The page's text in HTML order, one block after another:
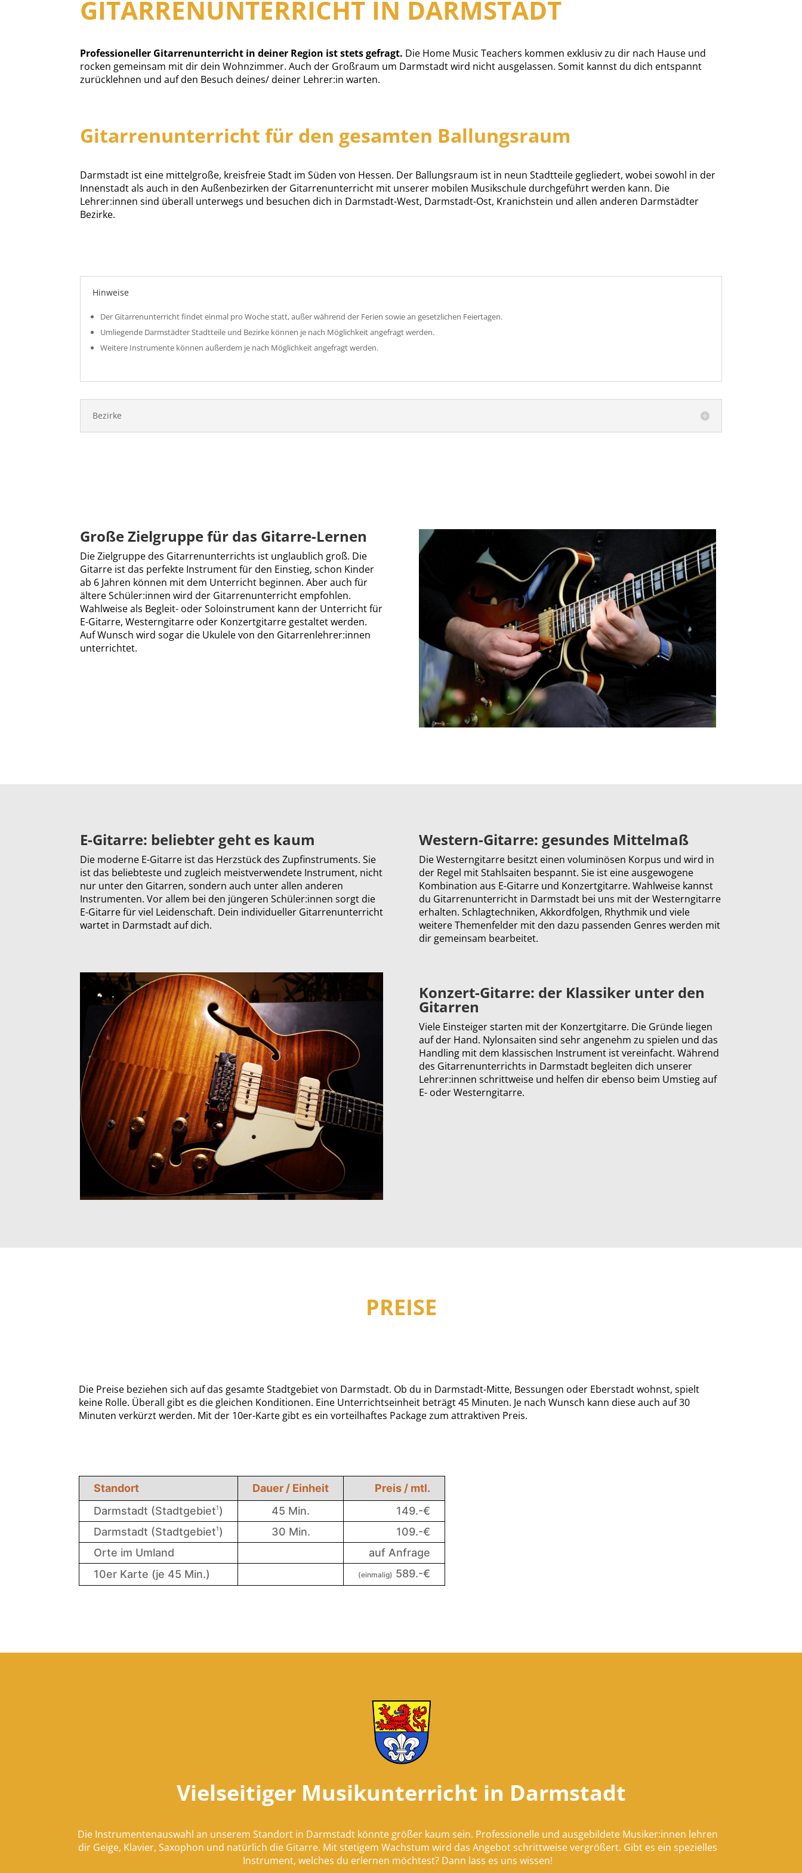
GITARRENUNTERRICHT IN DARMSTADT
Professioneller Gitarrenunterricht in deiner Region ist stets gefragt. Die Home Music Teachers kommen exklusiv zu dir nach Hause und
rocken gemeinsam mit dir dein Wohnzimmer. Auch der Großraum um Darmstadt wird nicht ausgelassen. Somit kannst du dich entspannt
zurücklehnen und auf den Besuch deines/ deiner Lehrer:in warten.
Gitarrenunterricht für den gesamten Ballungsraum
Darmstadt ist eine mittelgroße, kreisfreie Stadt im Süden von Hessen. Der Ballungsraum ist in neun Stadtteile gegliedert, wobei sowohl in der
Innenstadt als auch in den Außenbezirken der Gitarrenunterricht mit unserer mobilen Musikschule durchgeführt werden kann. Die
Lehrer:innen sind überall unterwegs und besuchen dich in Darmstadt-West, Darmstadt-Ost, Kranichstein und allen anderen Darmstädter
Bezirke.
Hinweise
Der Gitarrenunterricht findet einmal pro Woche statt, außer während der Ferien sowie an gesetzlichen Feiertagen.
Umliegende Darmstädter Stadtteile und Bezirke können je nach Möglichkeit angefragt werden.
Weitere Instrumente können außerdem je nach Möglichkeit angefragt werden.
Bezirke
Große Zielgruppe für das Gitarre-Lernen
Die Zielgruppe des Gitarrenunterrichts ist unglaublich groß. Die
Gitarre ist das perfekte Instrument für den Einstieg, schon Kinder
ab 6 Jahren können mit dem Unterricht beginnen. Aber auch für
ältere Schüler:innen wird der Gitarrenunterricht empfohlen.
Wahlweise als Begleit- oder Soloinstrument kann der Unterricht für
E-Gitarre, Westerngitarre oder Konzertgitarre gestaltet werden.
Auf Wunsch wird sogar die Ukulele von den Gitarrenlehrer:innen
unterrichtet.
E-Gitarre: beliebter geht es kaum
Die moderne E-Gitarre ist das Herzstück des Zupfinstruments. Sie
ist das beliebteste und zugleich meistverwendete Instrument, nicht
nur unter den Gitarren, sondern auch unter allen anderen
Instrumenten. Vor allem bei den jüngeren Schüler:innen sorgt die
E-Gitarre für viel Leidenschaft. Dein individueller Gitarrenunterricht
wartet in Darmstadt auf dich.
Western-Gitarre: gesundes Mittelmaß
Die Westerngitarre besitzt einen voluminösen Korpus und wird in
der Regel mit Stahlsaiten bespannt. Sie ist eine ausgewogene
Kombination aus E-Gitarre und Konzertgitarre. Wahlweise kannst
du Gitarrenunterricht in Darmstadt bei uns mit der Westerngitarre
erhalten. Schlagtechniken, Akkordfolgen, Rhythmik und viele
weitere Themenfelder mit den dazu passenden Genres werden mit
dir gemeinsam bearbeitet.
Konzert-Gitarre: der Klassiker unter den
Gitarren
Viele Einsteiger starten mit der Konzertgitarre. Die Gründe liegen
auf der Hand. Nylonsaiten sind sehr angenehm zu spielen und das
Handling mit dem klassischen Instrument ist vereinfacht. Während
des Gitarrenunterrichts in Darmstadt begleiten dich unserer
Lehrer:innen schrittweise und helfen dir ebenso beim Umstieg auf
E- oder Westerngitarre.
PREISE
Die Preise beziehen sich auf das gesamte Stadtgebiet von Darmstadt. Ob du in Darmstadt-Mitte, Bessungen oder Eberstadt wohnst, spielt
keine Rolle. Überall gibt es die gleichen Konditionen. Eine Unterrichtseinheit beträgt 45 Minuten. Je nach Wunsch kann diese auch auf 30
Minuten verkürzt werden. Mit der 10er-Karte gibt es ein vorteilhaftes Package zum attraktiven Preis.
Standort Dauer / Einheit
Preis / mtl.
Darmstadt (Stadtgebiet1) 45 Min.
149.-€
Darmstadt (Stadtgebiet1) 30 Min.
109.-€
Orte im Umland
auf Anfrage
10er Karte (je 45 Min.)
(einmalig) 589.-€
Vielseitiger Musikunterricht in Darmstadt
Die Instrumentenauswahl an unserem Standort in Darmstadt könnte größer kaum sein. Professionelle und ausgebildete Musiker:innen lehren
dir Geige, Klavier, Saxophon und natürlich die Gitarre. Mit stetigem Wachstum wird das Angebot schrittweise vergrößert. Gibt es ein spezielles
Instrument, welches du erlernen möchtest? Dann lass es uns wissen!